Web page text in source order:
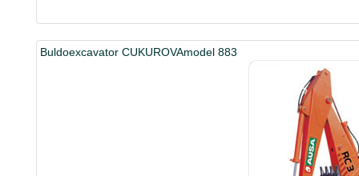
Buldoexcavator CUKUROVAmodel 883